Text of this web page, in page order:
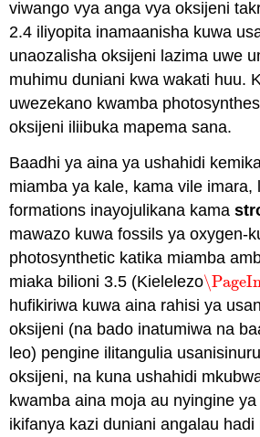
viwango vya anga vya oksijeni
2.4 iliyopita inamaanisha kuwa
unaozalisha oksijeni lazima uwe
muhimu duniani kwa wakati huu.
uwezekano kwamba
oksijeni iliibuka mapema sana.
Baadhi ya aina ya ushahidi
miamba ya kale, kama vile imara,
formations inayojulikana kama
mawazo kuwa fossils ya oxygen-
photosynthetic katika miamba
miaka bilioni 3.5 (Kielelezo
hufikiriwa kuwa aina rahisi ya
oksijeni (na bado inatumiwa na
leo) pengine ilitangulia
oksijeni, na kuna ushahidi
kwamba aina moja au nyingine
ikifanya kazi duniani angalau hadi